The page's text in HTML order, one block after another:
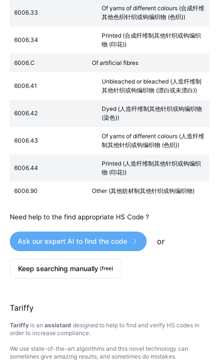
6006.33
Of yarns of different colours (合成纤维
其他色织针织或钩编织物 (色织))
6006.34
Printed (合成纤维制其他针织或钩编织
物 (印花))
6006.C Of artificial fibres
6006.41
Unbleached or bleached (人造纤维制
其他针织或钩编织物 (漂白或未漂白))
6006.42
Dyed (人造纤维制其他针织或钩编织物
(染色))
6006.43
Of yarns of different colours (人造纤维
制其他针织或钩编织物 (色织))
6006.44
Printed (人造纤维制其他针织或钩编织
物 (印花))
6006.90 Other (其他纺材制其他针织或钩编织物)
Need help to the find appropriate HS Code ?
Ask our expert AI to find the code or
Keep searching manually (free)
Tariffy
Tariffy is an assistant designed to help to find and verify HS codes in
order to increase compliance.
We use state-of-the-art algorithms and this novel technology can
sometimes give amazing results, and sometimes do mistakes.